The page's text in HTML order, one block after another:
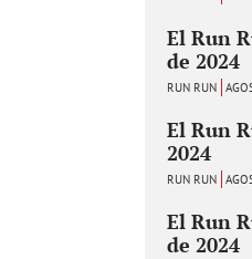
El Run
de 2024
RUN RUN
El Run
2024
RUN RUN
El Run
de 2024